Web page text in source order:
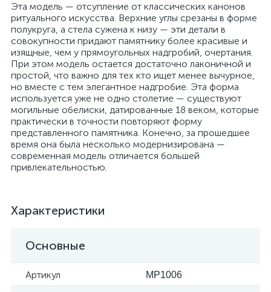
Эта модель — отсупление от классических канонов
ритуального искусства. Верхние углы срезаны в форме
полукруга, а стела сужена к низу — эти детали в
совокупности придают памятнику более красивые и
изящные, чем у прямоугольных надгробий, очертания.
При этом модель остается достаточно лаконичной и
простой, что важно для тех кто ищет менее вычурное,
но вместе с тем элегантное надгробие. Эта форма
используется уже не одно столетие — существуют
могильные обелиски, датированные 18 веком, которые
практически в точности повторяют форму
представленного памятника. Конечно, за прошедшее
время она была несколько модернизирована —
современная модель отличается большей
привлекательностью.
Характеристики
Основные
Артикул MP1006